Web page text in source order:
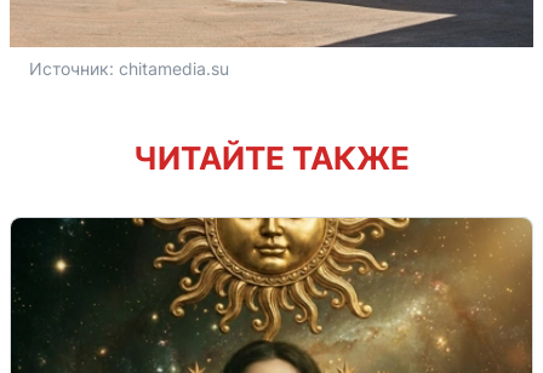
Источник: chitamedia.su
ЧИТАЙТЕ ТАКЖЕ